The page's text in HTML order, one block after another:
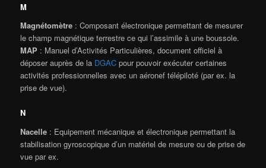
M
Magnétomètre : Composant électronique permettant de mesurer
le champ magnétique terrestre ce qui l’assimile à une boussole.
MAP : Manuel d’Activités Particulières, document officiel à
déposer auprès de la DGAC pour pouvoir exécuter certaines
activités professionnelles avec un aéronef télépiloté (par ex. la
prise de vue).
N
Nacelle : Equipement mécanique et électronique permettant la
stabilisation gyroscopique d’un matériel de mesure ou de prise de
vue par ex.